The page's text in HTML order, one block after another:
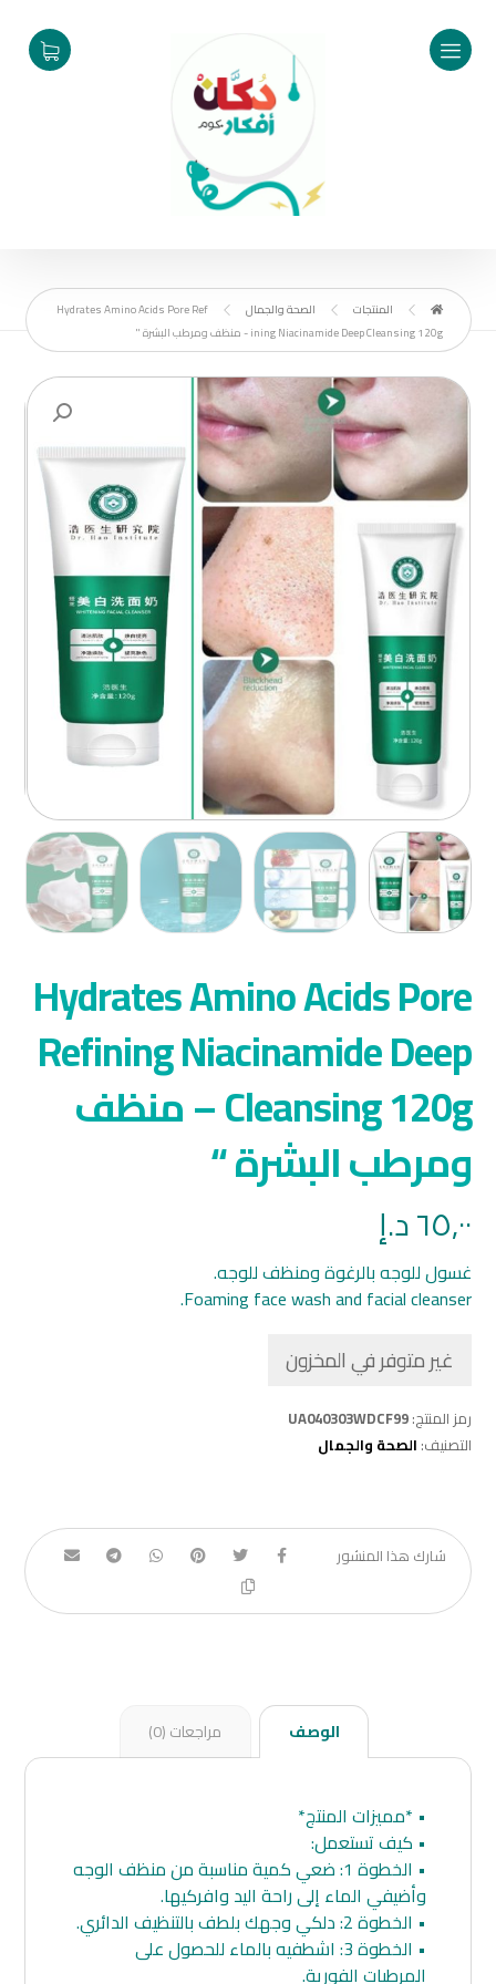
المنتجات الصحة والجمال
Hydrates Amino Acids Pore Ref
ining Niacinamide Deep Cleansing 120g - منظف ومرطب البشرة "
Hydrates Amino Acids Pore
Refining Niacinamide Deep
Cleansing 120g – منظف
ومرطب البشرة “
٦٥,٠٠د.إ
غسول للوجه بالرغوة ومنظف للوجه.
Foaming face wash and facial cleanser.
غير متوفر في المخزون
رمز المنتج:UA040303WDCF99
التصنيف: الصحة والجمال
الوصف مراجعات (0)
• *مميزات المنتج*
• كيف تستعمل:
• الخطوة 1: ضعي كمية مناسبة من منظف الوجه
وأضيفي الماء إلى راحة اليد وافركيها.
• الخطوة 2: دلكي وجهك بلطف بالتنظيف الدائري.
• الخطوة 3: اشطفيه بالماء للحصول على
المرطبات الفورية.